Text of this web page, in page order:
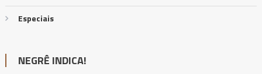
Especiais
NEGRÊ INDICA!